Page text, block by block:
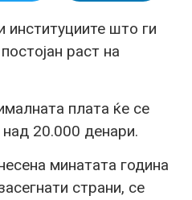
што ги
раст на
плата ќе се
20.000 денари.
минатата година
страни, се